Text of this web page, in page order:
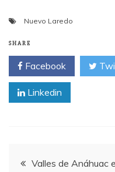
Nuevo Laredo
SHARE
Facebook
Linkedin
PostValles de Anáhuac